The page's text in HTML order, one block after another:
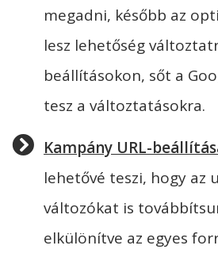
megadni, később az
lesz lehetőség
beállításokon, sőt a
tesz a változtatásokra.
Kampány URL-
lehetővé teszi, hogy az
változókat is
elkülönítve az egyes